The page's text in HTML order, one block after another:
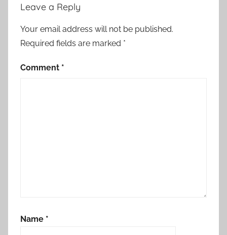
Leave a Reply
Your email address will not be published.
Required fields are marked *
Comment *
Name *